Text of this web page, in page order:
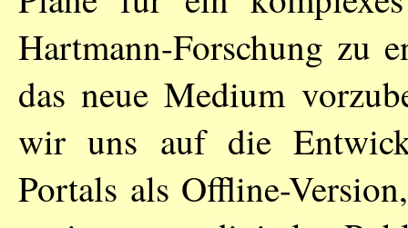
Hartmann-Forschung zu
das neue Medium
wir uns auf die
Portals als Offline-